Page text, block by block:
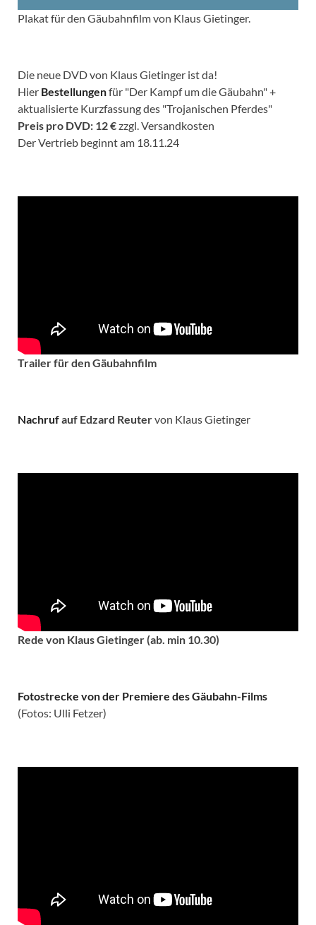
Plakat für den Gäubahnfilm von Klaus Gietinger.
Die neue DVD von Klaus Gietinger ist da!
Hier Bestellungenfür "Der Kampf um die Gäubahn" +
aktualisierte Kurzfassung des "Trojanischen Pferdes"
Preis pro DVD: 12 €zzgl. Versandkosten
Der Vertrieb beginnt am 18.11.24
Trailer für den Gäubahnfilm
Nachrufauf Edzard Reutervon Klaus Gietinger
Rede von Klaus Gietinger (ab. min 10.30)
Fotostrecke von der Premiere des Gäubahn-Films
(Fotos: Ulli Fetzer)